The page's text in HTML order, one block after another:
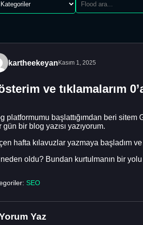
kartheekeyan Kasım 1, 2025
ve tıklamalarım
platformumu başlattığımdan beri sitem
gün bir blog yazısı yazıyorum.
hafta kılavuzlar yazmaya başladım
oldu? Bundan kurtulmanın bir yolu
SEO
Yaz